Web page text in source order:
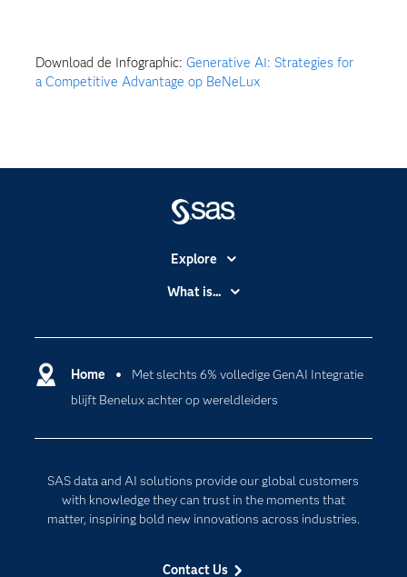
Download de Infographic: Generative AI: Strategies for
a Competitive Advantage op BeNeLux
Home
Met slechts 6% volledige GenAI Integratie
blijft Benelux achter op wereldleiders
SAS data and AI solutions provide our global customers
with knowledge they can trust in the moments that
matter, inspiring bold new innovations across industries.
Contact Us
Explore
Accessibility
Certification
Communities
Company
For Educators
Events
What is...
Cloud Computing
Data Science
Generative AI